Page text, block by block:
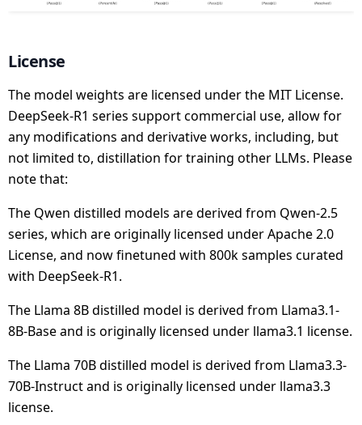
License
The model weights are licensed under the MIT License.
DeepSeek-R1 series support commercial use, allow for
any modifications and derivative works, including, but
not limited to, distillation for training other LLMs. Please
note that:
The Qwen distilled models are derived from Qwen-2.5
series, which are originally licensed under Apache 2.0
License, and now finetuned with 800k samples curated
with DeepSeek-R1.
The Llama 8B distilled model is derived from Llama3.1-
8B-Base and is originally licensed under llama3.1 license.
The Llama 70B distilled model is derived from Llama3.3-
70B-Instruct and is originally licensed under llama3.3
license.